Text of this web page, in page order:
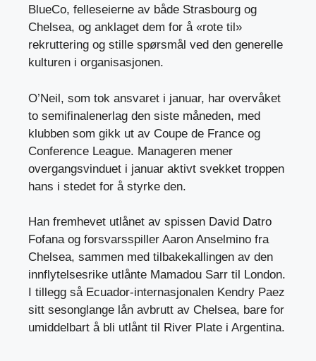
BlueCo, felleseierne av både Strasbourg og
Chelsea, og anklaget dem for å «rote til»
rekruttering og stille spørsmål ved den generelle
kulturen i organisasjonen.
O’Neil, som tok ansvaret i januar, har overvåket
to semifinalenerlag den siste måneden, med
klubben som gikk ut av Coupe de France og
Conference League. Manageren mener
overgangsvinduet i januar aktivt svekket troppen
hans i stedet for å styrke den.
Han fremhevet utlånet av spissen David Datro
Fofana og forsvarsspiller Aaron Anselmino fra
Chelsea, sammen med tilbakekallingen av den
innflytelsesrike utlånte Mamadou Sarr til London.
I tillegg så Ecuador-internasjonalen Kendry Paez
sitt sesonglange lån avbrutt av Chelsea, bare for
umiddelbart å bli utlånt til River Plate i Argentina.